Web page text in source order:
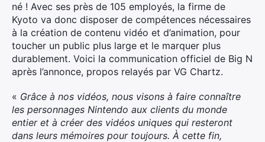
né ! Avec ses près de 105 employés, la firme de
Kyoto va donc disposer de compétences nécessaires
à la création de contenu vidéo et d’animation, pour
toucher un public plus large et le marquer plus
durablement. Voici la communication officiel de Big N
après l’annonce, propos relayés par VG Chartz.
« Grâce à nos vidéos, nous visons à faire connaître
les personnages Nintendo aux clients du monde
entier et à créer des vidéos uniques qui resteront
dans leurs mémoires pour toujours. À cette fin,